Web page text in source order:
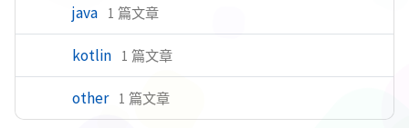
java 1 篇文章
kotlin 1 篇文章
other 1 篇文章